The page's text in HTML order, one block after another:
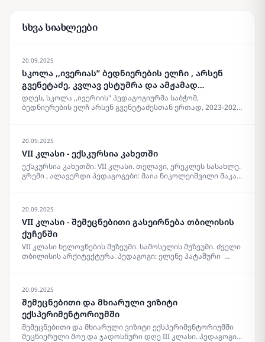
სხვა სიახლეები
20.09.2025
სკოლა ,,ივერიას” ბედნიერების ელჩი , არსენ
გვენეტაძე, კვლავ ესტუმრა და ამჟამად
მასწავლებლებს შეხვდა
დღეს, სკოლა ,,ივერიის" პედაგოგიურმა საბჭომ,
ბედნიერების ელჩ არსენ გვენეტაძესთან ერთად, 2023-2024
გადასცეს ამის დასტურად. არსენი არის პიროვნება,
რომელიც უამრავ სიკეთესთან ერთად გარშემო
ბედნიერებას აფრქვევს და როდესაც მას უსმენ ხვდები ,
რომ სიყვარულისთვის ხარ მოვლენილი დედამიწაზე…
სადაც ,როგორც არსენი ამბობს ,არც არაფერი იწყება და
თავისუფლება, პიროვნულ ღირსებასთან ერთად პიროვნულ
ბედნიერებას ქმნის! ყველა ერთად კი ბედნიერების
გალაქტიკას შექმნის! გმადლობ არსენ ამ ლამაზი
სიტყვებისთვის, დღევანდელი დღისთვის და იმ დადებითი
ემოციებისთვის , რომელიც გვაჩუქე
{gallery}18.06.2024{/gallery}
20.09.2025
VII კლასი - ექსკურსია კახეთში
ექსკურსია კახეთში. VII კლასი. თელავი, ერეკლეს სასახლე.
გრემი , ალავერდი პედაგოგები: მაია ნიკოლეიშვილი მაკა
20.09.2025
VII კლასი - შემეცნებითი გასეირნება თბილისის
ქუჩენში
VII კლასი ხელოვნების მუზეუმი. სამოსელის მუზეუმი. ძველი
თბილისის არქიტექტურა. პედაგოგი: ელენე პატაშური
20.09.2025
შემეცნებითი და მხიარული ვიზიტი
ექსპერიმენტორიუმში
შემეცნებითი და მხიარული ვიზიტი ექსპერიმენტორიუმში
მეცნიერული შოუ და ჯადოსნური დღე III კლასი. პედაგოგი: